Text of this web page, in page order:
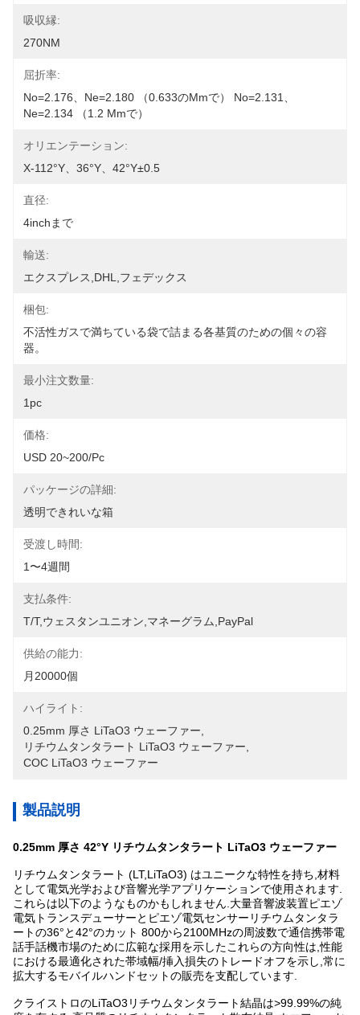
吸収縁:
270NM
屈折率:
No=2.176、ne=2.180 （0.633のµmで） No=2.131、
Ne=2.134 （1.2 Μmで）
オリエンテーション:
X-112°Y、36°Y、42°Y±0.5
直径:
4inchまで
輸送:
エクスプレス,DHL,フェデックス
梱包:
不活性ガスで満ちている袋で詰まる各基質のための個々の容
器。
最小注文数量:
1pc
価格:
USD 20~200/pc
パッケージの詳細:
透明できれいな箱
受渡し時間:
1〜4週間
支払条件:
T/T,ウェスタンユニオン,マネーグラム,PayPal
供給の能力:
月20000個
ハイライト:
0.25mm 厚さ LiTaO3 ウェーファー
リチウムタンタラート LiTaO3 ウェーファー
COC LiTaO3 ウェーファー
製品説明
0.25mm 厚さ 42°Y リチウムタンタラート LiTaO3 ウェーファー
リチウムタンタラート (LT,LiTaO3) はユニークな特性を持ち,材料
として電気光学および音響光学アプリケーションで使用されます.
これらは以下のようなものかもしれません.大量音響波装置ピエゾ
電気トランスデューサーとピエゾ電気センサーリチウムタンタラ
ートの36°と42°のカット 800から2100MHzの周波数で通信携帯電
話手話機市場のために広範な採用を示したこれらの方向性は,性能
における最適化された帯域幅/挿入損失のトレードオフを示し,常に
拡大するモバイルハンドセットの販売を支配しています.
クライストロのLiTaO3リチウムタンタラート結晶は>99.99%の純